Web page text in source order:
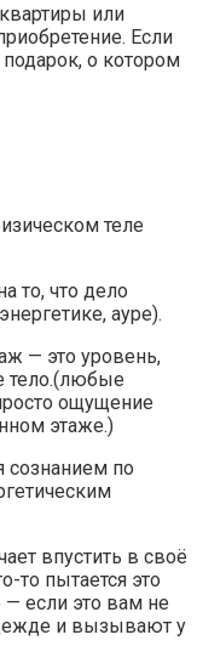
или
Если
о котором
теле
то, что дело
ауре).
— это уровень,
тело.(любые
ощущение
этаже.)
сознанием по
впустить в своё
то пытается это
если это вам не
и вызывают у